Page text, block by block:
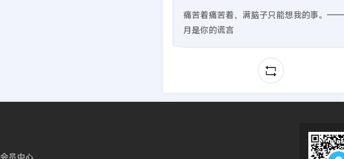
痛苦着痛苦着，满脑子只能想我的事。
月是你的谎言